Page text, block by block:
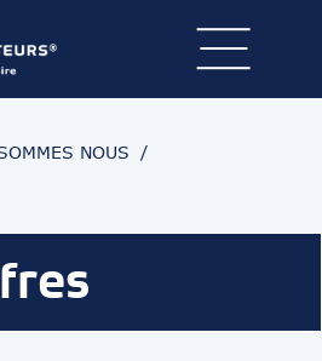
NOUS